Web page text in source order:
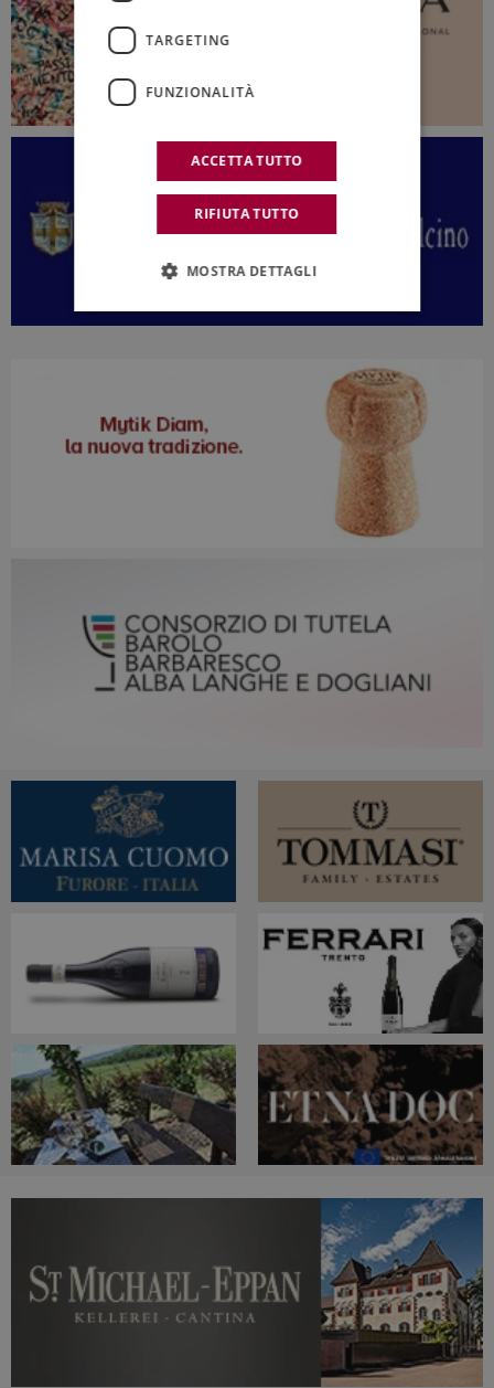
TARGETING
FUNZIONALITÀ
ACCETTA TUTTO
RIFIUTA TUTTO
MOSTRA DETTAGLI